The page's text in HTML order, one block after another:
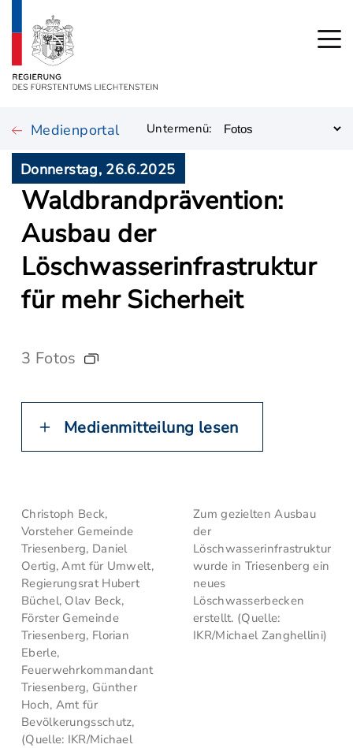
Medienportal Untermenü:
Donnerstag, 26.6.2025
Waldbrandprävention:
Ausbau der
Löschwasserinfrastruktur
für mehr Sicherheit
3 Fotos
Medienmitteilung lesen
Christoph Beck,
Vorsteher Gemeinde
Triesenberg, Daniel
Oertig, Amt für Umwelt,
Regierungsrat Hubert
Büchel, Olav Beck,
Förster Gemeinde
Triesenberg, Florian
Eberle,
Feuerwehrkommandant
Triesenberg, Günther
Hoch, Amt für
Bevölkerungsschutz,
(Quelle: IKR/Michael
Zum gezielten Ausbau
der
Löschwasserinfrastruktur
wurde in Triesenberg ein
neues
Löschwasserbecken
erstellt. (Quelle:
IKR/Michael Zanghellini)